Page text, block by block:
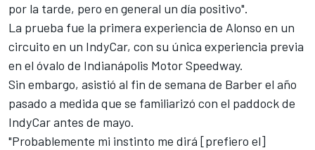
por la tarde, pero en general un día positivo".
La prueba fue la primera experiencia de Alonso en un
circuito en un IndyCar, con su única experiencia previa
en el óvalo de Indianápolis Motor Speedway.
Sin embargo, asistió al fin de semana de Barber el año
pasado a medida que se familiarizó con el paddock de
IndyCar antes de mayo.
"Probablemente mi instinto me dirá [prefiero el]